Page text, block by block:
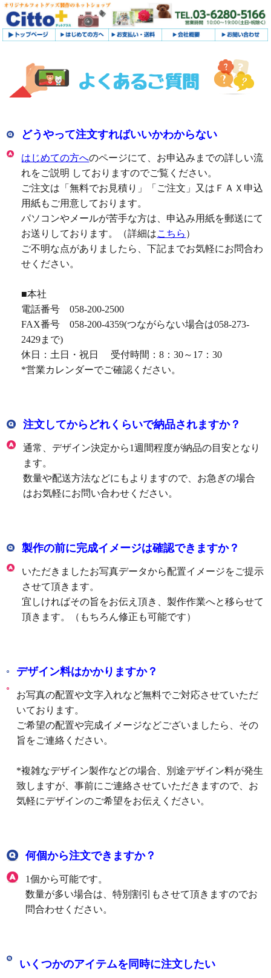
どうやって注文すればいいかわからない
はじめての方へのページにて、お申込みまでの詳しい流
れをご説明 しておりますのでご覧ください。
ご注文は「無料でお見積り」「ご注文」又はＦＡＸ申込
用紙もご用意しております。
パソコンやメールが苦手な方は、申込み用紙を郵送にて
お送りしております。（詳細はこちら ）
ご不明な点がありましたら、下記までお気軽にお問合わ
せください。
■本社
電話番号 058-200-2500
FAX番号 058-200-4359(つながらない場合は058-273-
2429まで)
休日：土日・祝日 受付時間：8：30～17：30
*営業カレンダーでご確認ください。
注文してからどれくらいで納品されますか？
通常、デザイン決定から1週間程度が納品の目安となり
ます。
数量や配送方法などにもよりますので、お急ぎの場合
はお気軽にお問い合わせください。
製作の前に完成イメージは確認できますか？
いただきましたお写真データから配置イメージをご提示
させて頂きます。
宜しければその旨をお伝え頂き、製作作業へと移らせて
頂きます。（もちろん修正も可能です）
デザイン料はかかりますか？
お写真の配置や文字入れなど無料でご対応させていただ
いております。
ご希望の配置や完成イメージなどございましたら、その
旨をご連絡ください。
*複雑なデザイン製作などの場合、別途デザイン料が発生
致しますが、事前にご連絡させていただきますので、お
気軽にデザインのご希望をお伝えください。
何個から注文できますか？
1個から可能です。
数量が多い場合は、特別割引もさせて頂きますのでお
問合わせください。
いくつかのアイテムを同時に注文したい